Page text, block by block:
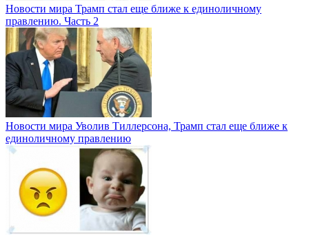
Новости мира Трамп стал еще ближе к единоличному
правлению. Часть 2
Новости мира Уволив Тиллерсона, Трамп стал еще ближе к
единоличному правлению